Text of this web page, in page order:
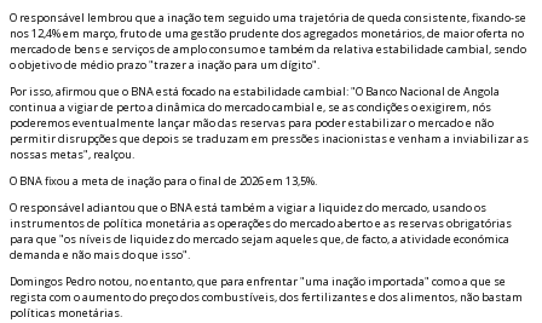
O responsável lembrou que a inflação tem seguido uma trajetória de queda consistente, fixando-se
nos 12,4% em março, fruto de uma gestão prudente dos agregados monetários, de maior oferta no
mercado de bens e serviços de amplo consumo e também da relativa estabilidade cambial, sendo
o objetivo de médio prazo "trazer a inflação para um dígito".
Por isso, afirmou que o BNA está focado na estabilidade cambial: "O Banco Nacional de Angola
continua a vigiar de perto a dinâmica do mercado cambial e, se as condições o exigirem, nós
poderemos eventualmente lançar mão das reservas para poder estabilizar o mercado e não
permitir disrupções que depois se traduzam em pressões inflacionistas e venham a inviabilizar as
nossas metas", realçou.
O BNA fixou a meta de inflação para o final de 2026 em 13,5%.
O responsável adiantou que o BNA está também a vigiar a liquidez do mercado, usando os
instrumentos de política monetária as operações do mercado aberto e as reservas obrigatórias
para que "os níveis de liquidez do mercado sejam aqueles que, de facto, a atividade económica
demanda e não mais do que isso".
Domingos Pedro notou, no entanto, que para enfrentar "uma inflação importada" como a que se
regista com o aumento do preço dos combustíveis, dos fertilizantes e dos alimentos, não bastam
políticas monetárias.